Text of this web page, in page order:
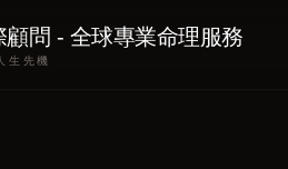
顧問 - 全球專業命理服務
生先機